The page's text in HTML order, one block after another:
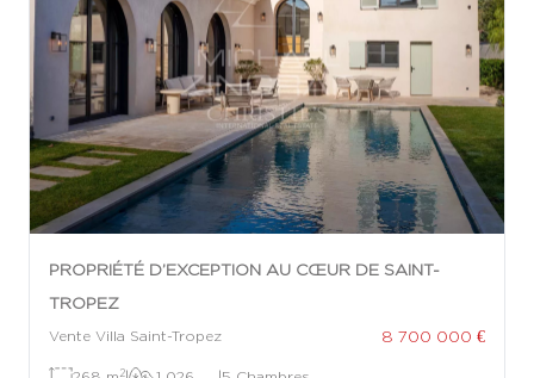
PROPRIÉTÉ D’EXCEPTION AU CŒUR DE SAINT-
TROPEZ
Vente Villa Saint-Tropez 8 700 000 €
2